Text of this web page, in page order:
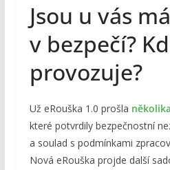
Jsou u vás
v bezpečí?
provozuje?
Už eRouška 1.0 prošla
které potvrdily bezpečnostní
a soulad s podmínkami
Nová eRouška projde další